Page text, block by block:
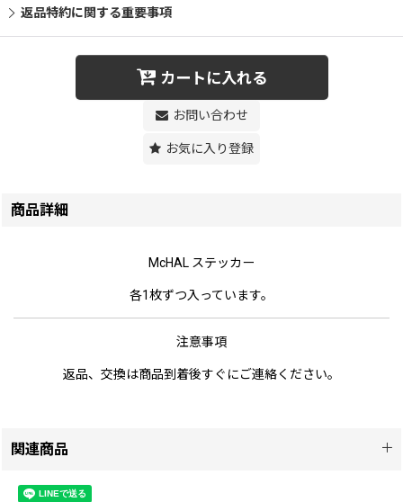
返品特約に関する重要事項
カートに入れる
お問い合わせ
お気に入り登録
商品詳細
McHAL ステッカー
各1枚ずつ入っています。
注意事項
返品、交換は商品到着後すぐにご連絡ください。
関連商品